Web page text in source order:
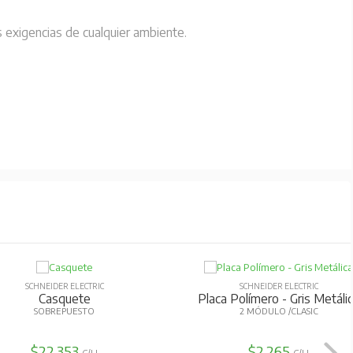
de cualquier ambiente.
SCHNEIDER ELECTRIC
Casquete
SOBREPUESTO
SCHNEIDER ELECTRIC
Placa Polímero - Gris
2 MÓDULO /CLASIC